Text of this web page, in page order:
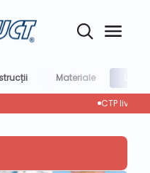
Materiale
CTP livreaza o